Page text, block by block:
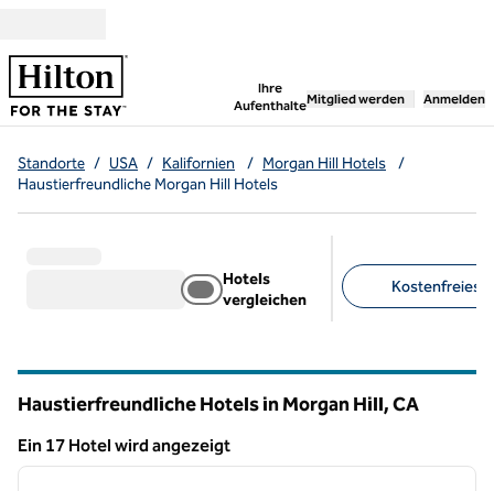
Ihre
Aufenthalte
,öffnet neue
Mitglied werden Anmelden
Standorte / USA / Kalifornien / Morgan Hill Hotels
/
Haustierfreundliche Morgan Hill Hotels
Hotels
vergleichen
Kostenfreies
Haustierfreundliche Hotels in Morgan Hill,CA
Ein 17 Hotel wird angezeigt
Ein 17 Hotel wird angezeigt
1 von 12